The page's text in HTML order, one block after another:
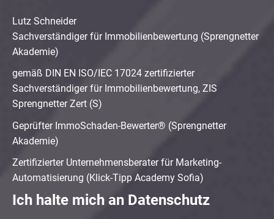
Lutz Schneider
Sachverständiger für Immobilienbewertung (Sprengnetter
Akademie)
gemäß DIN EN ISO/IEC 17024 zertifizierter
Sachverständiger für Immobilienbewertung, ZIS
Sprengnetter Zert (S)
Geprüfter ImmoSchaden-Bewerter® (Sprengnetter
Akademie)
Zertifizierter Unternehmensberater für Marketing-
Automatisierung (Klick-Tipp Academy Sofia)
Ich halte mich an Datenschutz